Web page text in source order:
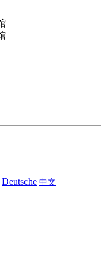
Deutsche 中文